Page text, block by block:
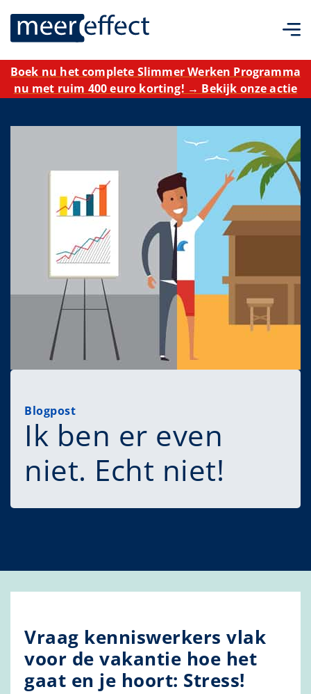
Boek nu het complete Slimmer Werken Programma
nu met ruim 400 euro korting! → Bekijk onze actie
Blogpost
Ik ben er even
niet. Echt niet!
Vraag kenniswerkers vlak
voor de vakantie hoe het
gaat en je hoort: Stress!